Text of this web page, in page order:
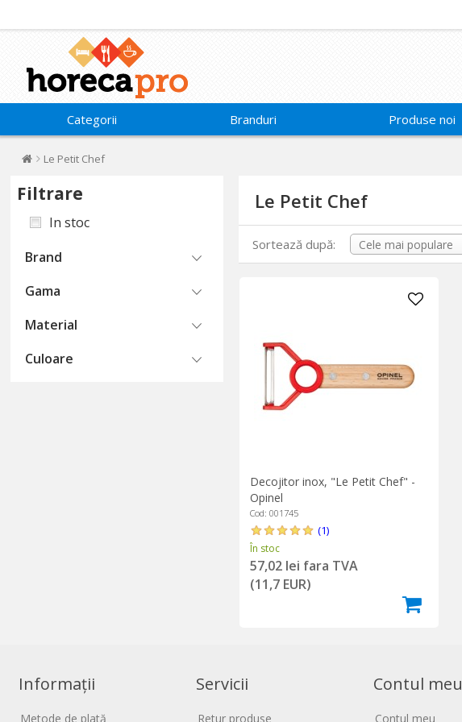
Categorii Branduri Produse noi
Le Petit Chef
Filtrare
In stoc
Brand
Gama
Material
Culoare
Le Petit Chef
Sortează după:
Decojitor inox, "Le Petit Chef" -
Opinel
Cod: 001745
(1)
În stoc
57,02 lei fara TVA
(11,7 EUR)
Informații
Metode de plată
Servicii
Retur produse
Contul meu
Contul meu